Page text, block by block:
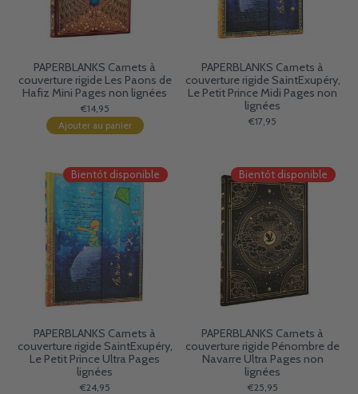
PAPERBLANKS Carnets à
couverture rigide Les Paons de
Hafiz Mini Pages non lignées
€14,95
Ajouter au panier
PAPERBLANKS Carnets à
couverture rigide SaintExupéry,
Le Petit Prince Midi Pages non
lignées
€17,95
Bientôt disponible
PAPERBLANKS Carnets à
couverture rigide SaintExupéry,
Le Petit Prince Ultra Pages
lignées
€24,95
Bientôt disponible
PAPERBLANKS Carnets à
couverture rigide Pénombre de
Navarre Ultra Pages non
lignées
€25,95